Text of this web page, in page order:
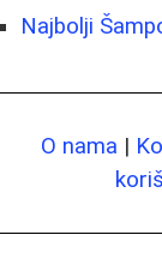
Najbolji
O nama |